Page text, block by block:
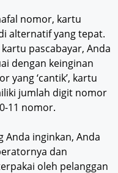
nomor, kartu
alternatif yang tepat.
pascabayar, Anda
dengan keinginan
yang ‘cantik’, kartu
jumlah digit nomor
11 nomor.
inginkan, Anda
dan
oleh pelanggan